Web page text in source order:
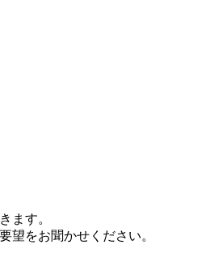
ます。
望をお聞かせください。